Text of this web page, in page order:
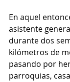
En aquel
asistente
durante dos
kilómetros de
pasando por
parroquias,